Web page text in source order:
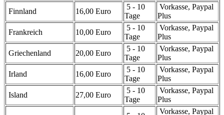
Finnland
16,00 Euro
5 - 10
Tage
Vorkasse, Paypal
Plus
Frankreich
10,00 Euro
5 - 10
Tage
Vorkasse, Paypal
Plus
Griechenland
20,00 Euro
5 - 10
Tage
Vorkasse, Paypal
Plus
Irland
16,00 Euro
5 - 10
Tage
Vorkasse, Paypal
Plus
Island
27,00 Euro
5 - 10
Tage
Vorkasse, Paypal
Plus
Vorkasse, Paypal